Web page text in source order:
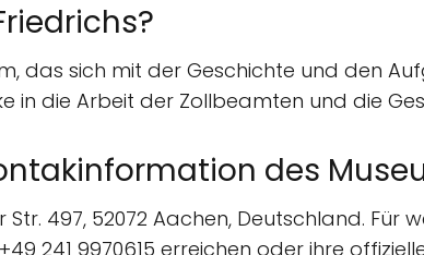
das sich mit der Geschichte und den
in die Arbeit der Zollbeamten und die
des
497, 52072 Aachen, Deutschland.
241 9970615 erreichen oder ihre